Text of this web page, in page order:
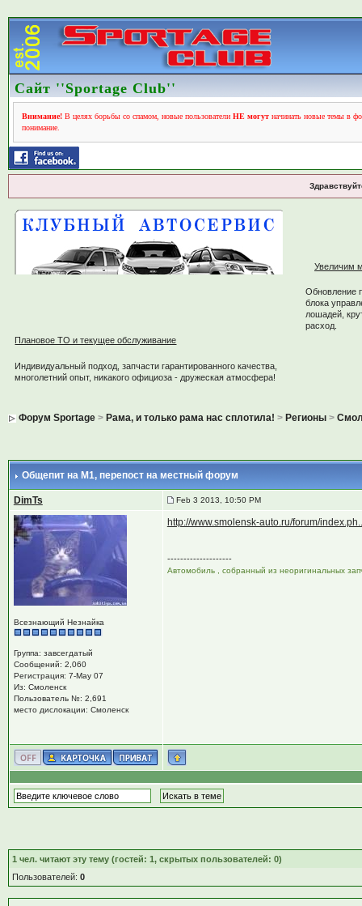
Сайт ''Sportage Club''
Внимание!В целях борьбы со спамом, новые пользователи НЕ могутначинать новые темы в
понимание.
Плановое ТО и текущее обслуживание
Индивидуальный подход, запчасти гарантированного качества,
многолетний опыт, никакого официоза - дружеская атмосфера!
Увеличим
Обновление
блока
лошадей,
расход.
Форум Sportage> Рама, и только рама нас сплотила! > Регионы>
Общепит на М1, перепост на местный форум
DimTs Feb 3 2013, 10:50 PM
Всезнающий Незнайка
Группа: завсегдатый
Сообщений: 2,060
Регистрация: 7-May 07
Из: Смоленск
Пользователь №: 2,691
место дислокации: Смоленск
http://www.smolensk-auto.ru/forum/
--------------------
Автомобиль , собранный из неоригинальных
1 чел. читают эту тему (гостей: 1, скрытых пользователей: 0)
Пользователей: 0